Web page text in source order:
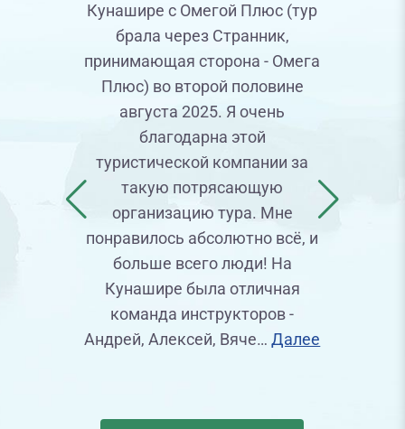
Кунашире с Омегой Плюс (тур
брала через Странник,
принимающая сторона - Омега
Плюс) во второй половине
августа 2025. Я очень
благодарна этой
туристической компании за
такую потрясающую
организацию тура. Мне
понравилось абсолютно всё, и
больше всего люди! На
Кунашире была отличная
команда инструкторов -
Андрей, Алексей, Вяче…Далее